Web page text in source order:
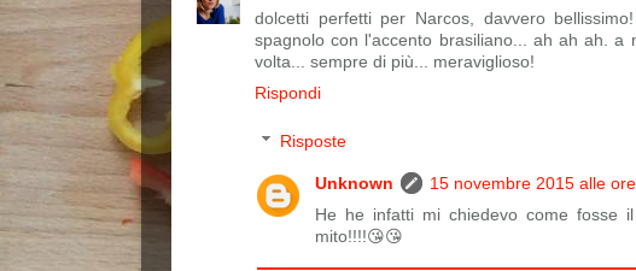
dolcetti perfetti per Narcos, davvero
spagnolo con l'accento brasiliano... ah ah ah.
volta... sempre di più... meraviglioso!
Rispondi
Risposte
Unknown
15 novembre 2015 alle
He he infatti mi chiedevo come fosse
mito!!!!😘😘